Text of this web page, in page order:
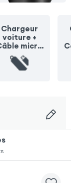
Chargeur
voiture +
micro
USB